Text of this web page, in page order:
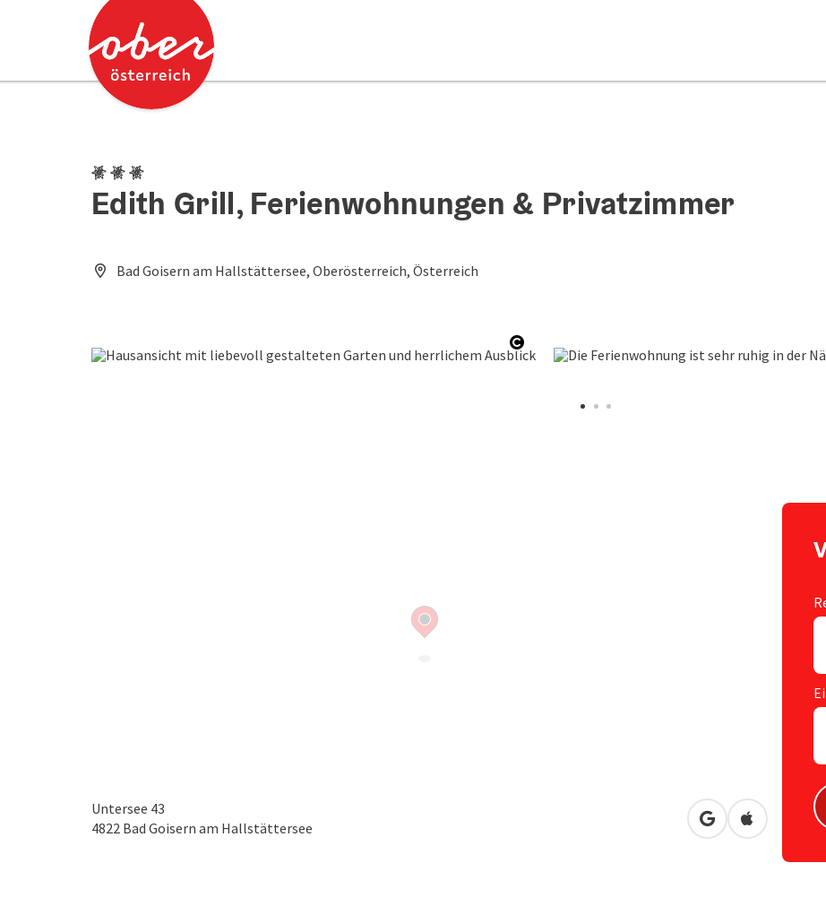
Zum Inhalt
Zum Seitenanfang Accesskey
3 Edelweiß
Edith Grill, Ferienwohnungen & Privatzimmer
Bad Goisern am Hallstättersee, Oberösterreich, Österreich
Copyright öffnen
Untersee 43
4822 Bad Goisern am Hallstättersee in Google Maps
in Apple